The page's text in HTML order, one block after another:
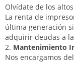
Olvídate de los
La renta de
última generación
adquirir deudas a
Mantenimiento
Nos encargamos